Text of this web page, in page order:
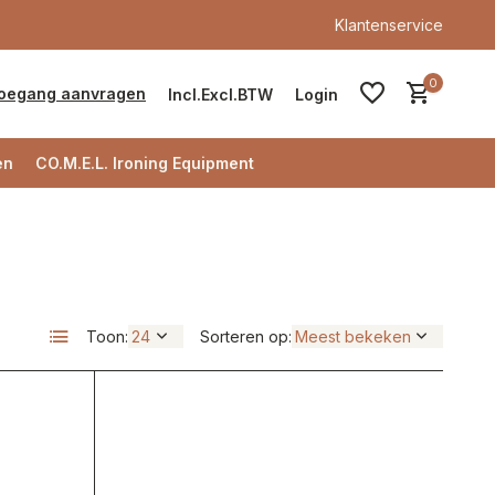
Klantenservice
aanvragen Incl.Excl.BTW Login
0
CO.M.E.L. Ironing Equipment
Toon: Sorteren op: